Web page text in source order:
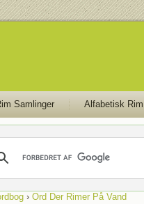
Samlinger Alfabetisk Rim
› Ord Der Rimer På Vand